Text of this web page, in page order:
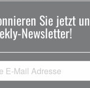
Sie jetzt
Newsletter!